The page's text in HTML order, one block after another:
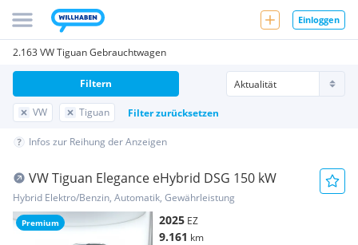
Einloggen
2.163 VW Tiguan Gebrauchtwagen
VW Tiguan Filter zurücksetzen
Filtern
Infos zur Reihung der Anzeigen
Premium
VW Tiguan Elegance eHybrid DSG 150 kW
Hybrid Elektro/Benzin, Automatik, Gewährleistung
2025 EZ
9.161 km